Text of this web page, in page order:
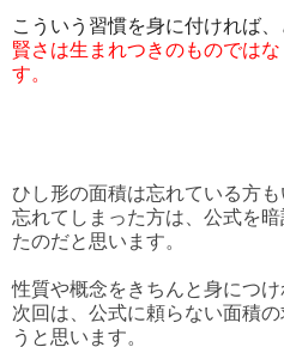
こういう習慣を身に付ければ、
賢さは生まれつきのものでは
す。
ひし形の面積は忘れている方も
忘れてしまった方は、公式を
たのだと思います。
性質や概念をきちんと身につけ
次回は、公式に頼らない面積
うと思います。